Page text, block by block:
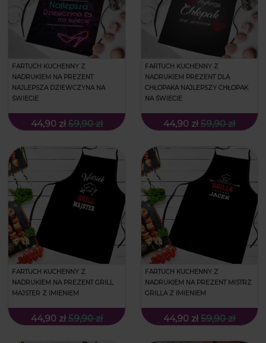
FARTUCH KUCHENNY Z
NADRUKIEM NA PREZENT
NAJLEPSZA DZIEWCZYNA NA
ŚWIECIE
44,90 zł 59,90 zł
FARTUCH KUCHENNY Z
NADRUKIEM PREZENT DLA
CHŁOPAKA NAJLEPSZY CHŁOPAK
NA ŚWIECIE
44,90 zł 59,90 zł
FARTUCH KUCHENNY Z
NADRUKIEM NA PREZENT GRILL
MAJSTER Z IMIENIEM
44,90 zł 59,90 zł
FARTUCH KUCHENNY Z
NADRUKIEM NA PREZENT MISTRZ
GRILLA Z IMIENIEM
44,90 zł 59,90 zł